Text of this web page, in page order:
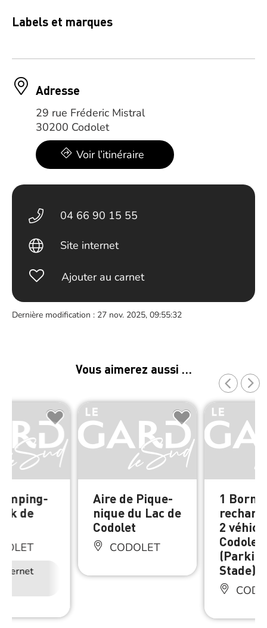
Labels et marques
Adresse
29 rue Fréderic Mistral
30200 Codolet
Voir l’itinéraire
04 66 90 15 55
Site internet
Ajouter au carnet
Dernière modification : 27 nov. 2025, 09:55:32
Vous aimerez aussi …
de
Aire de Pique-
nique du Lac de
Codolet
CODOLET
1 Borne
2
Codolet
Stade)